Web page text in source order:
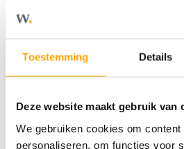
Toestemming Details
Deze website maakt gebruik van
We gebruiken cookies om
personaliseren, om functies voor
19, 20, 31, 32.
2 parkeerplaatsen op
naast elkaar.
Gevelkleur:
Wit gekeimd: bnr. 17, 18, 31,